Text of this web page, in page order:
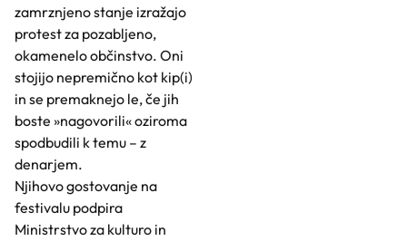
zamrznjeno stanje izražajo
protest za pozabljeno,
okamenelo občinstvo. Oni
stojijo nepremično kot kip(i)
in se premaknejo le, če jih
boste »nagovorili« oziroma
spodbudili k temu – z
denarjem.
Njihovo gostovanje na
festivalu podpira
Ministrstvo za kulturo in